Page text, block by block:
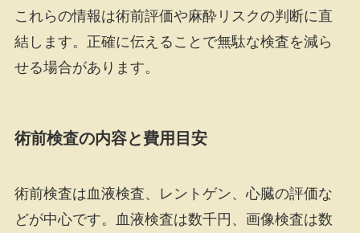
これらの情報は術前評価や麻酔リスクの判断に直
結します。正確に伝えることで無駄な検査を減ら
せる場合があります。
術前検査の内容と費用目安
術前検査は血液検査、レントゲン、心臓の評価な
どが中心です。血液検査は数千円、画像検査は数